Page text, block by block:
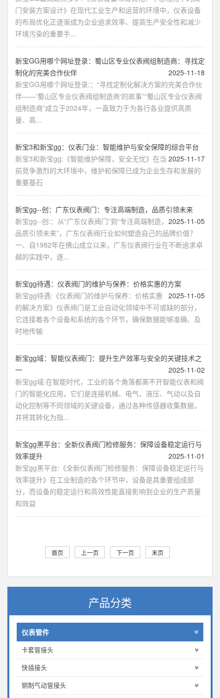
门安装方案设计》在现代工业生产和运营的环境中，仪表设备
的布局优化正逐渐成为企业追求效率、提高生产安全性和减少
环境污染的重要手...
新宝GG用哪个网址登录：蜀山区专业仪表阀组制造商：寻找定
制化的完美合作伙伴
2025-11-18
新宝GG用哪个网址登录:：“寻找定制化解决方案的完美合作伙
伴——‘蜀山区专业仪表阀组制造商‘的故事”“蜀山区专业仪表阀
组制造商”成立于2024年，一直致力于为各行各业提供高质
量、高...
新宝3和新宝gg：仪表门业：智能维护与安全保障的综合平台
2025-11-17
新宝3和新宝gg:《智能维护保障，安全无忧》在当
前竞争激烈的大环境中，维护和保障已成为企业生存和发展的
重要基石
新宝gg--创：广东仪表阀门：专注高端制造，品质引领未来
2025-11-05
新宝gg--创:：从“广东仪表阀门”到“专注高端制造，
品质引领未来”，广东仪表阀行业如何塑造自己的品牌价值？
一、自1982年在佛山成立以来，广东仪表阀行业在不断追求卓
越的实践中，逐...
新宝gg待遇：仪表阀门的维护与保养：价格实惠的方案
2025-11-05
新宝gg待遇:《仪表阀门的维护与保养：价格实惠
的解决方案》仪表阀门是工业自动化领域中不可或缺的部分，
它连接着各个设备和系统的各个环节，确保数据能够准确、及
时地传输
新宝gg域：智能仪表阀门：提升生产效率与安全的关键技术之
一
2025-11-02
新宝gg域:在智能时代，工业的各个角落都离不开智能仪表和阀
门的智能化应用，它们是连接机械、电气、液压、气动以及自
动化控制等不同领域的关键设备，通过各种传感器收集数据，
并将其转化为指...
新宝gg黑平台：全新仪表阀门检修服务：保障设备稳定运行与
效率提升
2025-11-01
新宝gg黑平台:《全新仪表阀门检修服务：保障设备稳定运行与
效率提升》在工业制造的各个环节中，设备是其重要组成部
分，而设备的稳定运行和高效性能直接影响到企业的生产质量
和效益
首页 上一页 下一页 末页
产品分类
仪表管件
卡套管接头
快插接头
铜制气动管接头